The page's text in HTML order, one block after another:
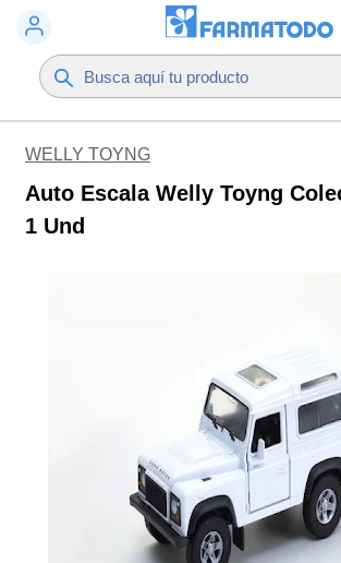
WELLY TOYNG
Auto Escala Welly Toyng
1 Und